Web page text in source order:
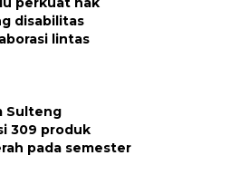
disabilitas
lintas
Sulteng
309 produk
pada semester